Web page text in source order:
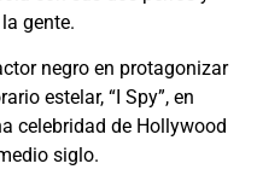
gente.
negro en protagonizar
estelar, “I Spy”, en
celebridad de Hollywood
siglo.